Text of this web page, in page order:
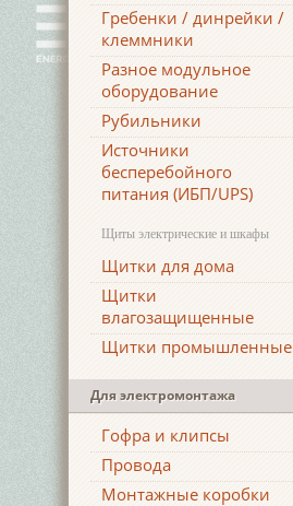
Гребенки / динрейки /
клеммники
Разное модульное
оборудование
Рубильники
Источники
бесперебойного
питания (ИБП/UPS)
Щиты электрические и шкафы
Щитки для дома
Щитки
влагозащищенные
Щитки промышленные
Для электромонтажа
Гофра и клипсы
Провода
Монтажные коробки